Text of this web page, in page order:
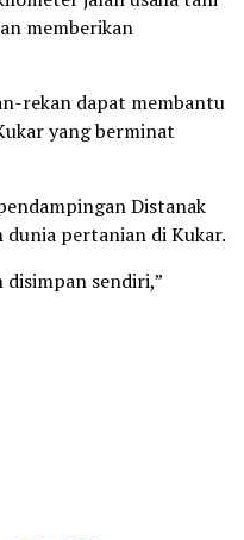
memberikan
rekan dapat membantu
yang berminat
Distanak
dunia pertanian di Kukar.
sendiri,”